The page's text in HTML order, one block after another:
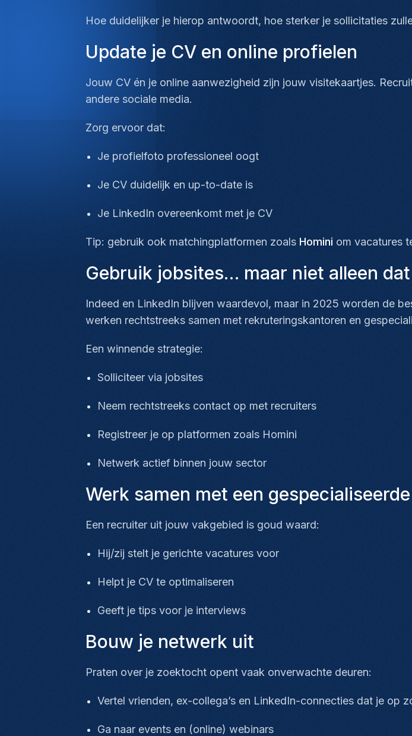
Hoe duidelijker je hierop antwoordt, hoe sterker je sollicitaties
Update je CV en online profielen
Jouw CV én je online aanwezigheid zijn jouw visitekaartjes.
andere sociale media.
Zorg ervoor dat:
Je profielfoto professioneel oogt
Je CV duidelijk en up-to-date is
Je LinkedIn overeenkomt met je CV
Tip: gebruik ook matchingplatformen zoals Homini om vacatures
Gebruik jobsites… maar niet alleen dat
Indeed en LinkedIn blijven waardevol, maar in 2025 worden de
werken rechtstreeks samen met rekruteringskantoren en
Een winnende strategie:
Solliciteer via jobsites
Neem rechtstreeks contact op met recruiters
Registreer je op platformen zoals Homini
Netwerk actief binnen jouw sector
Werk samen met een
Een recruiter uit jouw vakgebied is goud waard:
Hij/zij stelt je gerichte vacatures voor
Helpt je CV te optimaliseren
Geeft je tips voor je interviews
Bouw je netwerk uit
Praten over je zoektocht opent vaak onverwachte deuren:
Vertel vrienden, ex-collega’s en LinkedIn-connecties dat je op
Ga naar events en (online) webinars